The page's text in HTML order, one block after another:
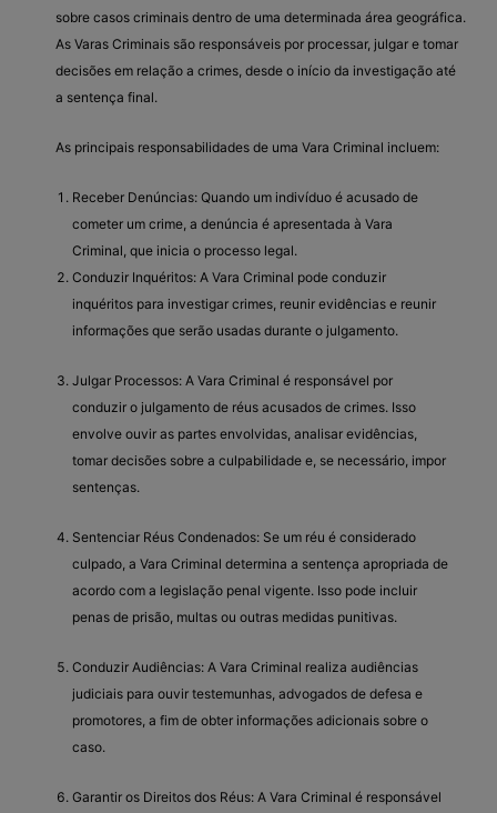
sobre casos criminais dentro de uma determinada área geográfica.
As Varas Criminais são responsáveis por processar, julgar e tomar
decisões em relação a crimes, desde o início da investigação até
a sentença final.
As principais responsabilidades de uma Vara Criminal incluem:
Receber Denúncias: Quando um indivíduo é acusado de
cometer um crime, a denúncia é apresentada à Vara
Criminal, que inicia o processo legal.
Conduzir Inquéritos: A Vara Criminal pode conduzir
inquéritos para investigar crimes, reunir evidências e reunir
informações que serão usadas durante o julgamento.
Julgar Processos: A Vara Criminal é responsável por
conduzir o julgamento de réus acusados de crimes. Isso
envolve ouvir as partes envolvidas, analisar evidências,
tomar decisões sobre a culpabilidade e, se necessário, impor
sentenças.
Sentenciar Réus Condenados: Se um réu é considerado
culpado, a Vara Criminal determina a sentença apropriada de
acordo com a legislação penal vigente. Isso pode incluir
penas de prisão, multas ou outras medidas punitivas.
Conduzir Audiências: A Vara Criminal realiza audiências
judiciais para ouvir testemunhas, advogados de defesa e
promotores, a fim de obter informações adicionais sobre o
caso.
Garantir os Direitos dos Réus: A Vara Criminal é responsável